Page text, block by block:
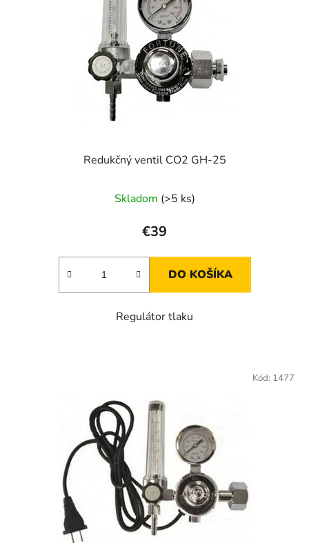
Redukčný ventil CO2 GH-25
Skladom (>5 ks)
€39
DO KOŠÍKA
Regulátor tlaku
Kód: 1477